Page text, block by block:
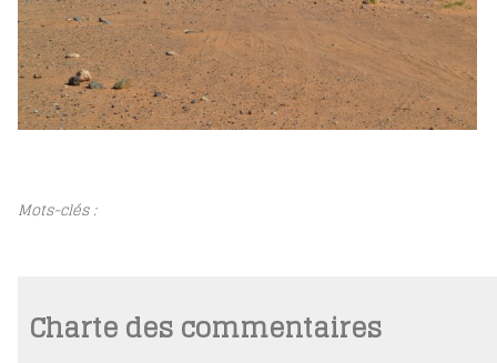
Mots-clés :
Charte des commentaires